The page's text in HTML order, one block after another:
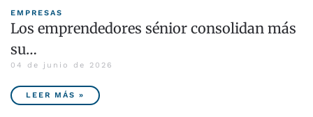
EMPRESAS
Los emprendedores sénior consolidan más
su…
04 de junio de 2026
LEER MÁS »